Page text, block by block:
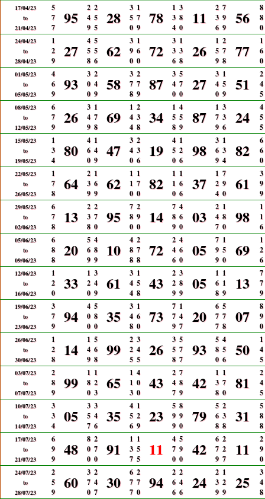
17/04/23
to
21/04/23
5
7
7
95
2
4
9
2
5
5
28
3
5
0
1
7
9
78
1
3
4
3
8
0
11
2
3
6
7
9
9
56
8
8
0
24/04/23
to
28/04/23
1
2
9
27
4
5
8
5
5
6
62
3
9
0
1
6
0
72
3
3
6
1
3
8
26
1
5
9
2
7
8
77
1
6
0
01/05/23
to
05/05/23
4
6
9
93
3
0
0
2
4
9
58
3
7
8
2
7
9
87
3
4
0
5
7
0
27
3
4
0
1
5
9
51
2
4
5
08/05/23
to
12/05/23
6
7
9
26
3
4
9
1
7
8
69
1
4
4
2
3
8
34
1
5
8
4
5
9
87
1
7
9
3
3
6
24
4
5
5
15/05/23
to
19/05/23
1
3
4
80
4
6
0
1
4
9
47
3
4
0
2
3
6
19
4
5
0
1
2
6
98
3
6
9
1
3
4
82
6
6
0
22/05/23
to
26/05/23
1
7
8
64
2
3
9
1
6
9
62
1
1
0
1
7
0
82
1
1
0
1
6
6
37
1
2
4
7
9
0
61
3
9
9
29/05/23
to
02/06/23
6
7
8
13
2
3
8
2
7
0
95
7
8
0
2
9
0
14
7
8
9
4
6
0
03
2
4
7
1
8
0
98
1
1
6
05/06/23
to
09/06/23
6
8
8
20
5
6
9
4
8
9
10
4
8
8
2
7
8
72
2
4
6
4
6
0
05
7
9
9
1
5
0
69
1
2
6
12/06/23
to
16/06/23
1
2
0
33
1
2
0
3
4
9
61
3
4
4
1
5
8
43
2
2
9
3
8
9
05
1
6
8
1
1
9
13
7
7
9
19/06/23
to
23/06/23
3
7
9
94
4
0
0
5
8
0
35
3
4
8
1
6
0
73
7
7
9
1
4
7
20
6
7
7
5
7
8
07
8
9
0
26/06/23
to
30/06/23
1
2
8
14
1
4
9
5
6
8
99
2
2
5
3
4
5
26
3
5
8
5
7
7
93
5
8
0
4
5
6
50
1
4
5
03/07/23
to
07/07/23
2
8
9
99
1
8
0
1
2
3
65
1
1
3
4
0
0
43
2
4
7
7
8
9
42
1
3
8
1
7
0
81
2
4
5
10/07/23
to
14/07/23
3
3
4
05
3
5
7
3
4
6
35
4
5
6
1
2
9
23
5
9
9
8
9
0
79
5
6
8
2
3
8
31
5
8
8
17/07/23
to
21/07/23
6
9
9
48
8
0
0
2
7
0
91
1
3
7
1
5
5
11
4
7
0
5
9
0
42
6
7
9
2
2
7
11
2
9
0
24/07/23
to
28/07/23
2
5
9
60
3
7
0
2
4
7
30
6
7
7
2
7
0
94
2
6
6
2
4
6
24
2
3
9
1
2
9
25
3
4
8